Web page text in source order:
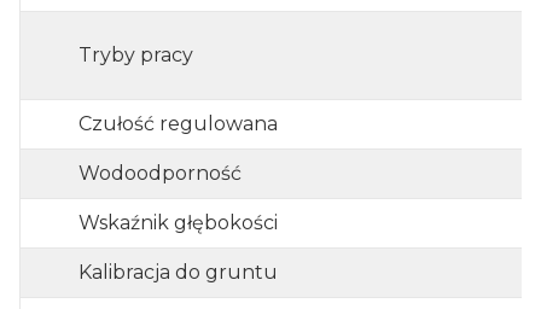
Tryby pracy
Czułość regulowana
Wodoodporność
Wskaźnik głębokości
Kalibracja do gruntu